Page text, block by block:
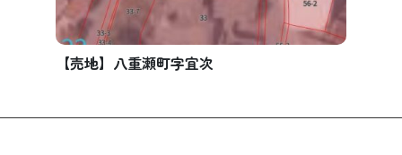
【売地】八重瀬町字宜次